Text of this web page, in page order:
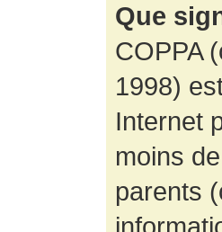
Que
COPPA
1998)
Internet
moins
parents